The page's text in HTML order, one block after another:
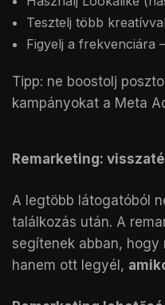
Tesztelj több kreatívval
Figyelj a frekvenciára
Tipp: ne boostolj
kampányokat a Meta
Remarketing:
A legtöbb látogatóból
találkozás után. A
segítenek abban, hogy
hanem ott legyél,